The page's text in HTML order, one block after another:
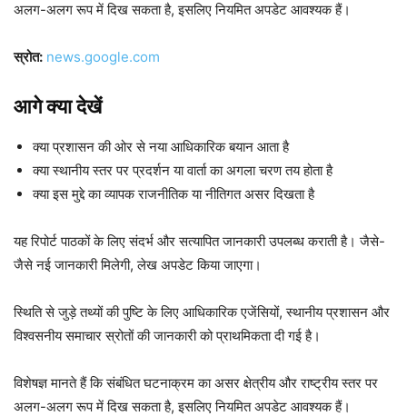
अलग-अलग रूप में दिख सकता है, इसलिए नियमित अपडेट आवश्यक हैं।
स्रोत: news.google.com
आगे क्या देखें
क्या प्रशासन की ओर से नया आधिकारिक बयान आता है
क्या स्थानीय स्तर पर प्रदर्शन या वार्ता का अगला चरण तय होता है
क्या इस मुद्दे का व्यापक राजनीतिक या नीतिगत असर दिखता है
यह रिपोर्ट पाठकों के लिए संदर्भ और सत्यापित जानकारी उपलब्ध कराती है। जैसे-
जैसे नई जानकारी मिलेगी, लेख अपडेट किया जाएगा।
स्थिति से जुड़े तथ्यों की पुष्टि के लिए आधिकारिक एजेंसियों, स्थानीय प्रशासन और
विश्वसनीय समाचार स्रोतों की जानकारी को प्राथमिकता दी गई है।
विशेषज्ञ मानते हैं कि संबंधित घटनाक्रम का असर क्षेत्रीय और राष्ट्रीय स्तर पर
अलग-अलग रूप में दिख सकता है, इसलिए नियमित अपडेट आवश्यक हैं।